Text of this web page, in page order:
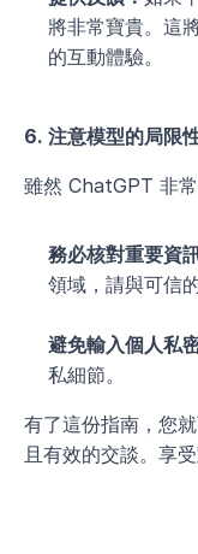
將非常寶貴。這
的互動體驗。
6. 注意模型的局限
雖然 ChatGPT 非常
務必核對重要資
領域，請與可信
避免輸入個人私
私細節。
有了這份指南，您
且有效的交談。享受